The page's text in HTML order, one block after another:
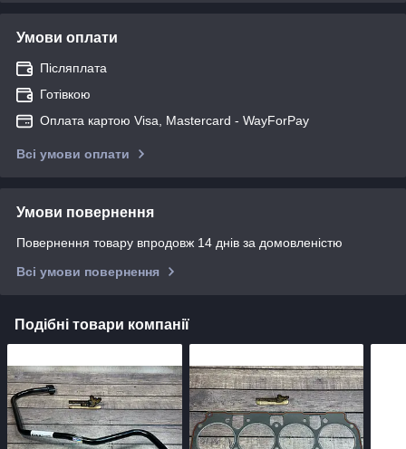
Умови оплати
Післяплата
Готівкою
Оплата картою Visa, Mastercard - WayForPay
Всі умови оплати
Умови повернення
Повернення товару впродовж 14 днів за домовленістю
Всі умови повернення
Подібні товари компанії